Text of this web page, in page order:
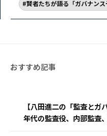
賢者たちが語る「ガバナンス
【八田進二の「監査と
年代の監査役、内部監査